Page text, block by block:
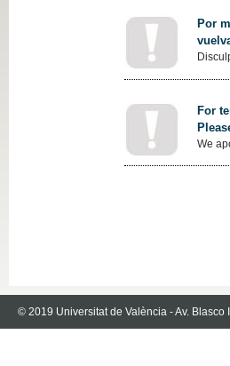
Por
For
We
© 2019 Universitat de València - Av.